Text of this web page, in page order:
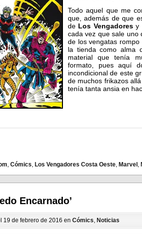
Todo aquel que me
que, además de que
de Los Vengadoresy
cada vez que sale uno
de los vengatas
la tienda como alma
material que tenía
formato, pues aquí
incondicional de este
de muchos frikazos
tenía tanta ansia en
, Cómics, Los Vengadores Costa Oeste, Marvel ,
Encarnado’
19 de febrero de 2016 en Cómics, Noticias